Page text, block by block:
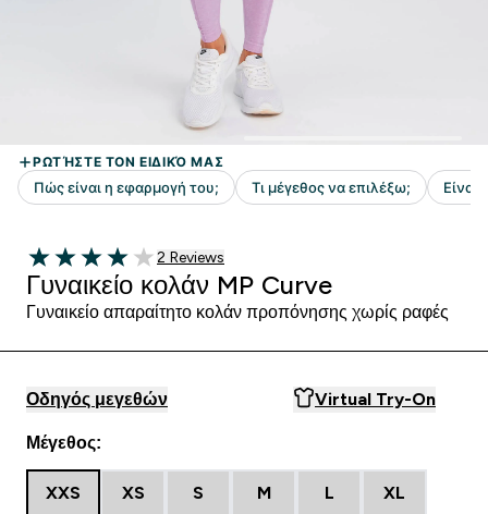
4 out of 5 stars
2 customer reviews
2 Reviews
Γυναικείο κολάν MP Curve
Γυναικείο απαραίτητο κολάν προπόνησης χωρίς ραφές
Οδηγός μεγεθών Virtual Try-On
Μέγεθος:
XXS XS S M L XL